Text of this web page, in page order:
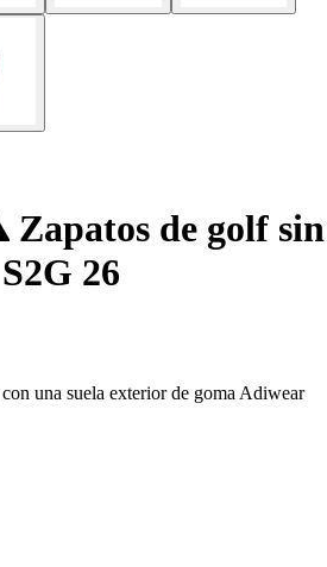
Zapatos de golf sin
26
una suela exterior de goma Adiwear